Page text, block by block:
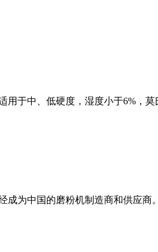
于中、低硬度，湿度小于6%，
为中国的磨粉机制造商和供应